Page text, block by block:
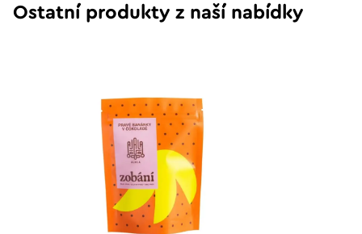
Ostatní produkty z naší nabídky